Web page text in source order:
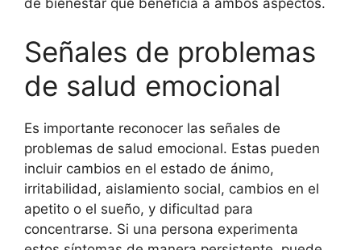
de bienestar que beneficia a ambos aspectos.
Señales de problemas
de salud emocional
Es importante reconocer las señales de
problemas de salud emocional. Estas pueden
incluir cambios en el estado de ánimo,
irritabilidad, aislamiento social, cambios en el
apetito o el sueño, y dificultad para
concentrarse. Si una persona experimenta